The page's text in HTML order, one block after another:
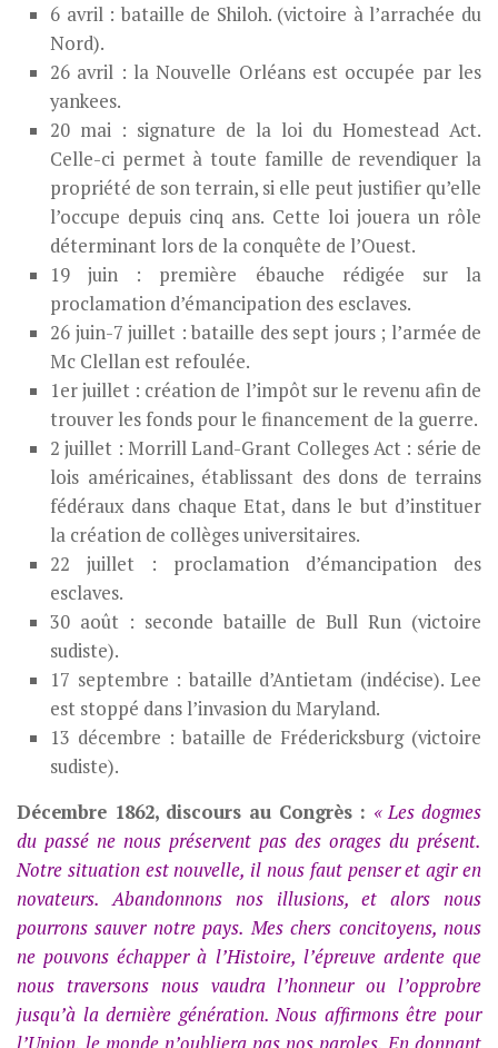
6 avril : bataille de Shiloh. (victoire à l’arrachée du
Nord).
26 avril : la Nouvelle Orléans est occupée par les
yankees.
20 mai : signature de la loi du Homestead Act.
Celle-ci permet à toute famille de revendiquer la
propriété de son terrain, si elle peut justifier qu’elle
l’occupe depuis cinq ans. Cette loi jouera un rôle
déterminant lors de la conquête de l’Ouest.
19 juin : première ébauche rédigée sur la
proclamation d’émancipation des esclaves.
26 juin-7 juillet : bataille des sept jours ; l’armée de
Mc Clellan est refoulée.
1er juillet : création de l’impôt sur le revenu afin de
trouver les fonds pour le financement de la guerre.
2 juillet : Morrill Land-Grant Colleges Act : série de
lois américaines, établissant des dons de terrains
fédéraux dans chaque Etat, dans le but d’instituer
la création de collèges universitaires.
22 juillet : proclamation d’émancipation des
esclaves.
30 août : seconde bataille de Bull Run (victoire
sudiste).
17 septembre : bataille d’Antietam (indécise). Lee
est stoppé dans l’invasion du Maryland.
13 décembre : bataille de Frédericksburg (victoire
sudiste).
Décembre 1862, discours au Congrès : « Les dogmes
du passé ne nous préservent pas des orages du présent.
Notre situation est nouvelle, il nous faut penser et agir en
novateurs. Abandonnons nos illusions, et alors nous
pourrons sauver notre pays. Mes chers concitoyens, nous
ne pouvons échapper à l’Histoire, l’épreuve ardente que
nous traversons nous vaudra l’honneur ou l’opprobre
jusqu’à la dernière génération. Nous affirmons être pour